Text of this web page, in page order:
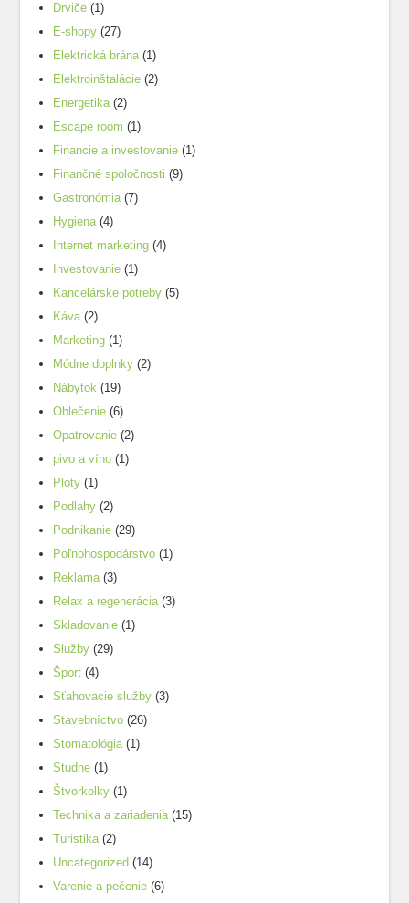
Drviče (1)
E-shopy (27)
Elektrická brána(1)
Elektroinštalácie (2)
Energetika(2)
Escape room (1)
Financie a investovanie (1)
Finančné spoločnosti (9)
Gastronómia(7)
Hygiena(4)
Internet marketing (4)
Investovanie (1)
Kancelárske potreby (5)
Káva(2)
Marketing (1)
Módne doplnky (2)
Nábytok (19)
Oblečenie (6)
Opatrovanie (2)
pivo a víno (1)
Ploty (1)
Podlahy (2)
Podnikanie (29)
Poľnohospodárstvo (1)
Reklama(3)
Relax a regenerácia(3)
Skladovanie (1)
Služby (29)
Šport (4)
Sťahovacie služby (3)
Stavebníctvo (26)
Stomatológia(1)
Studne (1)
Štvorkolky (1)
Technika a zariadenia(15)
Turistika(2)
Uncategorized (14)
Varenie a pečenie (6)